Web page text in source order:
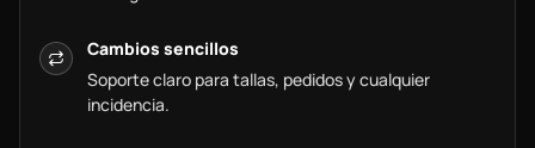
Cambios sencillos
Soporte claro para tallas, pedidos y cualquier
incidencia.